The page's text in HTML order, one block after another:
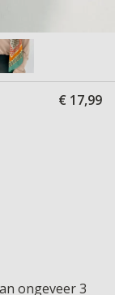
€ 17,99
ongeveer 3